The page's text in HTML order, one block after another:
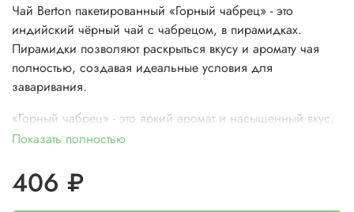
Чай Berton пакетированный «Горный чабрец» - это
индийский чёрный чай с чабрецом, в пирамидках.
Пирамидки позволяют раскрыться вкусу и аромату чая
полностью, создавая идеальные условия для
заваривания.
«Горный чабрец» - это яркий аромат и насыщенный вкус,
оттененный пряными тонами.
Кавказские долгожители не случайно добавляют чабрец
в чай. Помимо прекрасного тонизирующего эффекта,
чабрец обладает антисептическими свойствами и просто
Показать полностью
406 ₽